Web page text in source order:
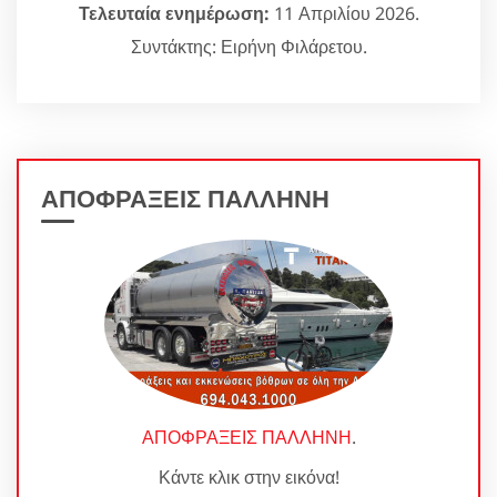
Τελευταία ενημέρωση: 11 Απριλίου 2026.
Συντάκτης: Ειρήνη Φιλάρετου.
ΑΠΟΦΡΑΞΕΙΣ ΠΑΛΛΗΝΗ
ΑΠΟΦΡΑΞΕΙΣ ΠΑΛΛΗΝΗ.
Κάντε κλικ στην εικόνα!